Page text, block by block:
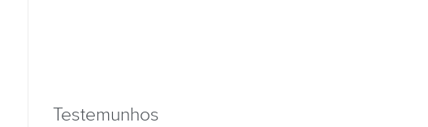
Testemunhos